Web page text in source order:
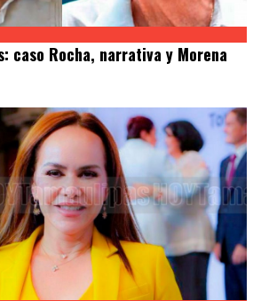
caso Rocha, narrativa y Morena